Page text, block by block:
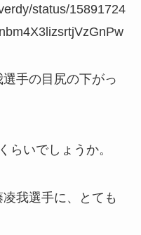
status/15891724
手の目尻の下がっ
らいでしょうか。
我選手に、とても